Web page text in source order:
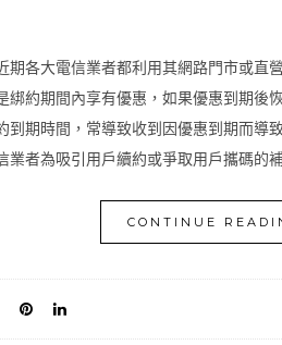
期各大電信業者都利用其網路門市或直
綁約期間內享有優惠，如果優惠到期後
到期時間，常導致收到因優惠到期而導
業者為吸引用戶續約或爭取用戶攜碼
CONTINUE